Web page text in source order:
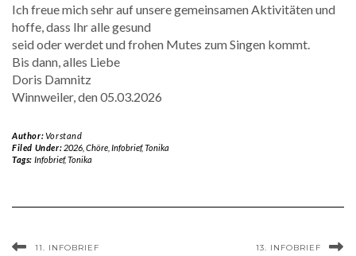
Ich freue mich sehr auf unsere gemeinsamen Aktivitäten und
hoffe, dass Ihr alle gesund
seid oder werdet und frohen Mutes zum Singen kommt.
Bis dann, alles Liebe
Doris Damnitz
Winnweiler, den 05.03.2026
Author:Vorstand
Filed Under: 2026, Chöre, Infobrief,Tonika
Tags: Infobrief,Tonika
11. INFOBRIEF 13. INFOBRIEF